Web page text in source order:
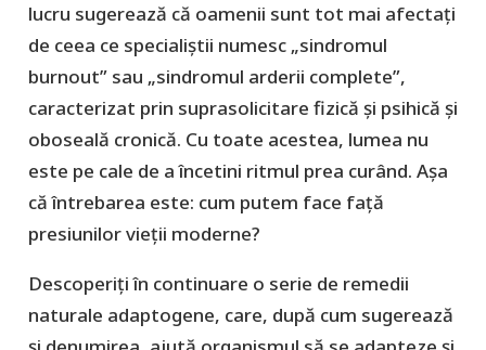
lucru sugerează că oamenii sunt tot mai afectați
de ceea ce specialiștii numesc „sindromul
burnout” sau „sindromul arderii complete”,
caracterizat prin suprasolicitare fizică și psihică și
oboseală cronică. Cu toate acestea, lumea nu
este pe cale de a încetini ritmul prea curând. Așa
că întrebarea este: cum putem face față
presiunilor vieții moderne?
Descoperiți în continuare o serie de remedii
naturale adaptogene, care, după cum sugerează